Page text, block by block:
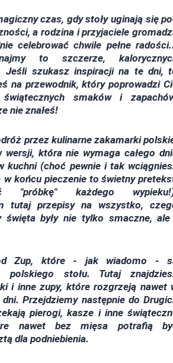
czas, gdy stoły uginają się
a rodzina i przyjaciele
celebrować chwile pełne
to szczerze,
Jeśli szukasz inspiracji na te dni,
na przewodnik, który poprowadzi
smaków i
nie znałeś!
przez kulinarne zakamarki
wersji, która nie wymaga całego
kuchni (choć pewnie i tak
w końcu pieczenie to świetny
"próbkę" każdego
tutaj przepisy na wszystko,
święta były nie tylko smaczne,
Zup, które - jak wiadomo -
polskiego stołu. Tutaj
i inne zupy, które rozgrzeją nawet
Przejdziemy następnie do
pierogi, kasze i inne
nawet bez mięsa potrafią
dla podniebienia.